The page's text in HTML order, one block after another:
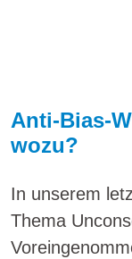
Anti-Bias-
wozu?
In unserem
Thema